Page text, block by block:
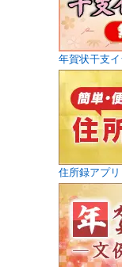
年賀状干支
住所録アプリ